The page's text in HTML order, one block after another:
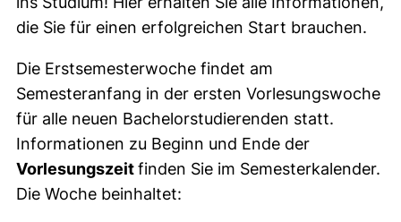
die Sie für einen erfolgreichen Start brauchen.
Die Erstsemesterwoche findet am
Semesteranfang in der ersten Vorlesungswoche
für alle neuen Bachelorstudierenden statt.
Informationen zu Beginn und Ende der
Vorlesungszeitfinden Sie im Semesterkalender.
Die Woche beinhaltet: